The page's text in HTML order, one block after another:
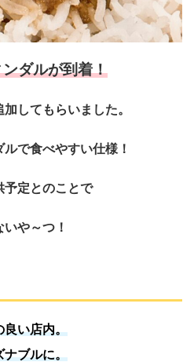
ダルが到着！
してもらいました。
で食べやすい仕様！
予定とのことで
や～つ！
良い店内。
ナブルに。